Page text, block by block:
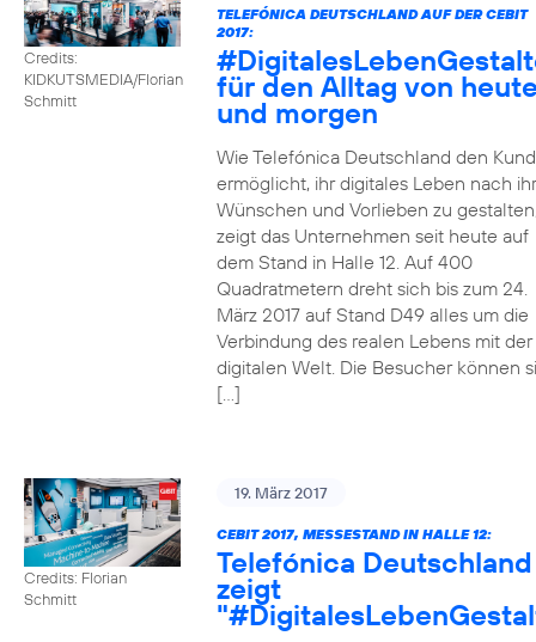
Credits:
KIDKUTSMEDIA/Florian
Schmitt
TELEFÓNICA DEUTSCHLAND AUF DER CEBIT
2017:
für den Alltag von
und morgen
Wie Telefónica Deutschland den
ermöglicht, ihr digitales Leben nach
Wünschen und Vorlieben zu
zeigt das Unternehmen seit heute auf
dem Stand in Halle 12. Auf 400
Quadratmetern dreht sich bis zum 24.
März 2017 auf Stand D49 alles um die
Verbindung des realen Lebens mit der
digitalen Welt. Die Besucher können
[…]
Credits: Florian
Schmitt
19. März 2017
CEBIT 2017, MESSESTAND IN HALLE 12:
Telefónica Deutschland
zeigt